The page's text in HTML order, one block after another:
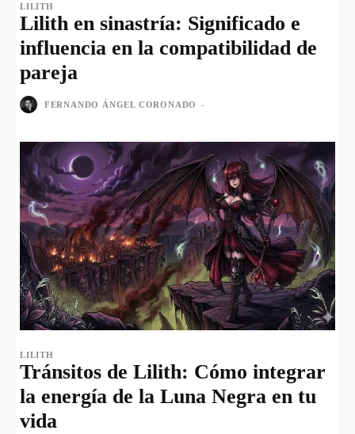
LILITH
Lilith en sinastría: Significado e
influencia en la compatibilidad de
pareja
FERNANDO ÁNGEL CORONADO -
LILITH
Tránsitos de Lilith: Cómo integrar
la energía de la Luna Negra en tu
vida